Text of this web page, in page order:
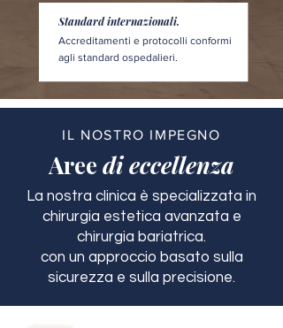
Standard internazionali.
Accreditamenti e protocolli conformi
agli standard ospedalieri.
IL NOSTRO IMPEGNO
Aree di eccellenza
La nostra clinica è specializzata in
chirurgia estetica avanzata e
chirurgia bariatrica.
con un approccio basato sulla
sicurezza e sulla precisione.